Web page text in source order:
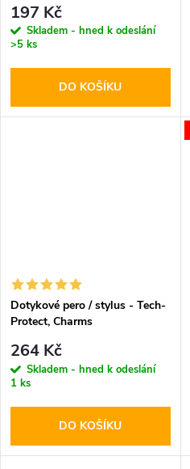
197 Kč
Skladem - hned k odeslání
>5 ks
DO KOŠÍKU
Dotykové pero / stylus - Tech-
Protect, Charms
264 Kč
Skladem - hned k odeslání
1 ks
DO KOŠÍKU